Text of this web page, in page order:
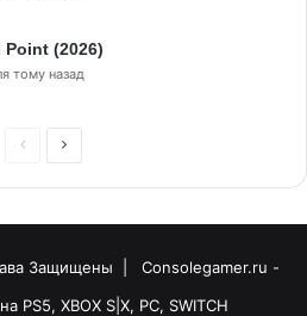
Point (2026)
тому назад
Защищены |
Consolegamer.ru -
PS5, XBOX S|X, PC, SWITCH